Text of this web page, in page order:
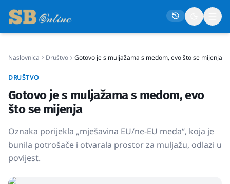
Politika
Crna kronika
Sport
Naslovnica Društvo Gotovo je s muljažama s medom, evo što se mijenja
DRUŠTVO
Gotovo je s muljažama s medom, evo
što se mijenja
Oznaka porijekla „mješavina EU/ne-EU meda“, koja je
bunila potrošače i otvarala prostor za muljažu, odlazi u
povijest.